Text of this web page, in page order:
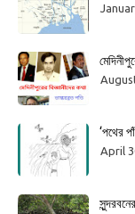
‘পথের
April